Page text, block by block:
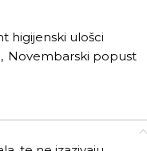
higijenski ulošci
, Novembarski popust